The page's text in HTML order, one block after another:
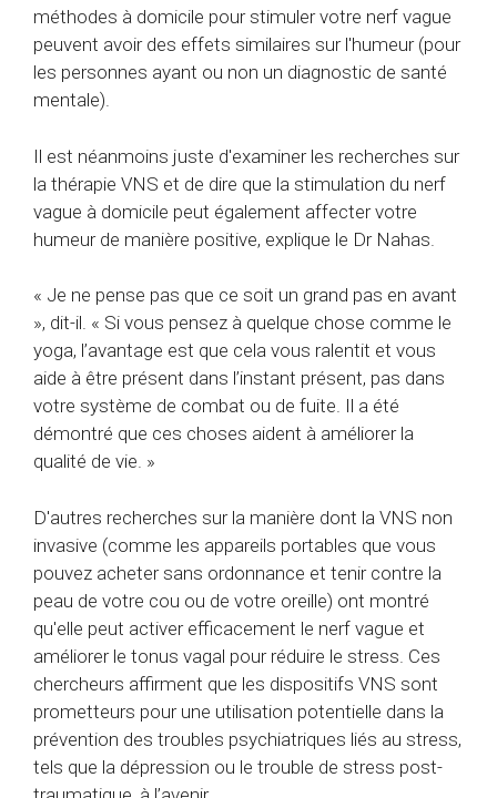
méthodes à domicile pour stimuler votre nerf vague
peuvent avoir des effets similaires sur l'humeur (pour
les personnes ayant ou non un diagnostic de santé
mentale).
Il est néanmoins juste d'examiner les recherches sur
la thérapie VNS et de dire que la stimulation du nerf
vague à domicile peut également affecter votre
humeur de manière positive, explique le Dr Nahas.
« Je ne pense pas que ce soit un grand pas en avant
», dit-il. « Si vous pensez à quelque chose comme le
yoga, l’avantage est que cela vous ralentit et vous
aide à être présent dans l’instant présent, pas dans
votre système de combat ou de fuite. Il a été
démontré que ces choses aident à améliorer la
qualité de vie. »
D'autres recherches sur la manière dont la VNS non
invasive (comme les appareils portables que vous
pouvez acheter sans ordonnance et tenir contre la
peau de votre cou ou de votre oreille) ont montré
qu'elle peut activer efficacement le nerf vague et
améliorer le tonus vagal pour réduire le stress. Ces
chercheurs affirment que les dispositifs VNS sont
prometteurs pour une utilisation potentielle dans la
prévention des troubles psychiatriques liés au stress,
tels que la dépression ou le trouble de stress post-